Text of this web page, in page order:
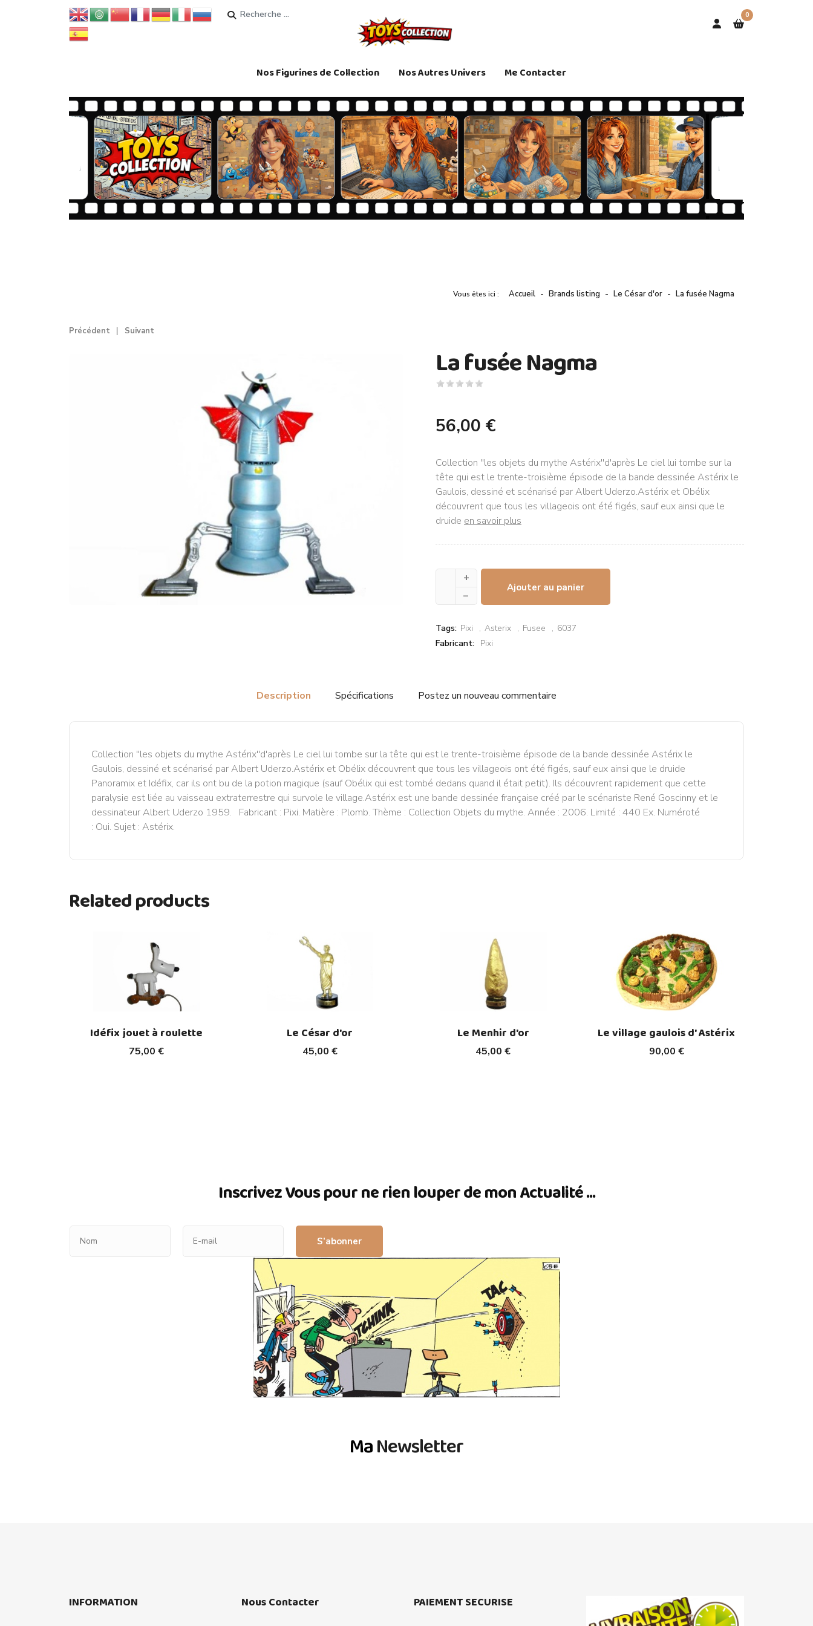
Rechercher 0
Nos Figurines de Collection Nos Autres Univers Me Contacter
Vous êtes ici : Accueil Brands listing Le César d'or La fusée Nagma
Précédent Suivant
La fusée Nagma
56,00 €
Collection ''les objets du mythe Astérix''d'après Le ciel lui tombe sur la
tête qui est le trente-troisième épisode de la bande dessinée Astérix le
Gaulois, dessiné et scénarisé par Albert Uderzo.Astérix et Obélix
découvrent que tous les villageois ont été figés, sauf eux ainsi que le
druide en savoir plus
+
–
Ajouter au panier
Tags: Pixi Asterix Fusee
6037
Fabricant: Pixi
Description Spécifications Postez un nouveau commentaire
Collection ''les objets du mythe Astérix''d'après Le ciel lui tombe sur la tête qui est le trente-troisième épisode de la bande dessinée Astérix le
Gaulois, dessiné et scénarisé par Albert Uderzo.Astérix et Obélix découvrent que tous les villageois ont été figés, sauf eux ainsi que le druide
Panoramix et Idéfix, car ils ont bu de la potion magique (sauf Obélix qui est tombé dedans quand il était petit). Ils découvrent rapidement que cette
paralysie est liée au vaisseau extraterrestre qui survole le village.Astérix est une bande dessinée française créé par le scénariste René Goscinny et le
dessinateur Albert Uderzo 1959. Fabricant : Pixi. Matière : Plomb. Thème : Collection Objets du mythe. Année : 2006. Limité : 440 Ex. Numéroté
: Oui. Sujet : Astérix.
Related products
75,00 €
Idéfix jouet à roulette
45,00 €
Le César d'or
45,00 €
Le Menhir d'or
90,00 €
Le village gaulois d' Astérix
Inscrivez Vous pour ne rien louper de mon Actualité ...
S’abonner
MaNewsletter
INFORMATION Nous Contacter PAIEMENT SECURISE